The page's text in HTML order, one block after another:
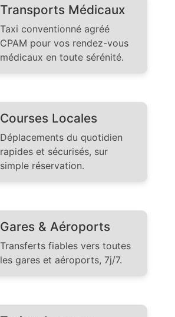
Transports Médicaux
Taxi conventionné agréé
CPAM pour vos rendez-vous
médicaux en toute sérénité.
Courses Locales
Déplacements du quotidien
rapides et sécurisés, sur
simple réservation.
Gares & Aéroports
Transferts fiables vers toutes
les gares et aéroports, 7j/7.